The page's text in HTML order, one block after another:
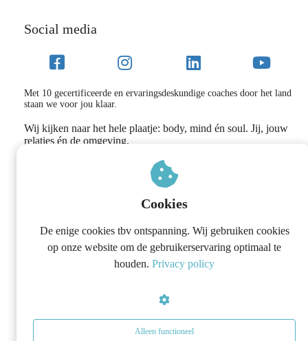
Social media
Met 10 gecertificeerde en ervaringsdeskundige coaches door het land
staan we voor jou klaar.
Wij kijken naar het hele plaatje: body, mind én soul. Jij, jouw
relaties én de omgeving.
Weg met de vermoeidheid, onrust, pieker gedachten en
boosheid naar de mensen die het dichtst bij jou staan.
Cookies
De enige cookies tbv ontspanning. Wij gebruiken cookies
op onze website om de gebruikerservaring optimaal te
houden. Privacy policy
Alleen functioneel